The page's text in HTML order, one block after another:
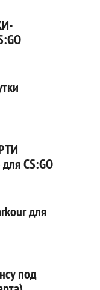
CS:GO
для
под